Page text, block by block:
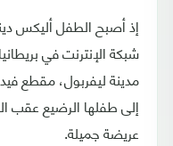
إذ أصبح الطفل أليكس
شبكة الإنترنت في
مدينة ليفربول، مقطع
إلى طفلها الرضيع عقب
عريضة جميلة.